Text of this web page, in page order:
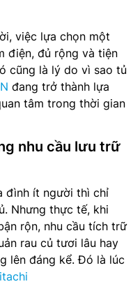
việc lựa chọn một
điện, đủ rộng và tiện
cũng là lý do vì sao tủ
đang trở thành lựa
tâm trong thời gian
nhu cầu lưu trữ
đình ít người thì chỉ
Nhưng thực tế, khi
rộn, nhu cầu tích trữ
rau củ tươi lâu hay
lên đáng kể. Đó là lúc